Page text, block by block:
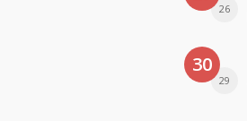
26
30
29